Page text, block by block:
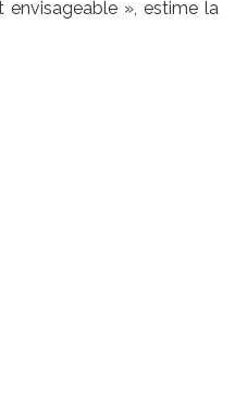
», estime la